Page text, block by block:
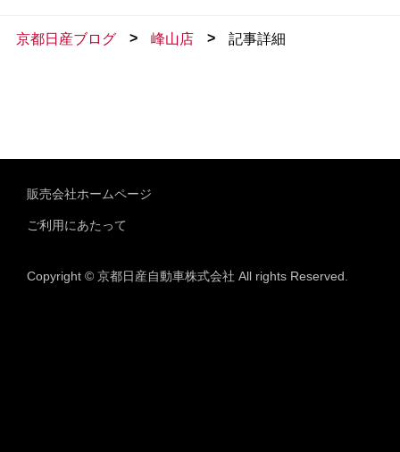
京都日産ブログ > 峰山店 > 記事詳細
販売会社ホームページ
ご利用にあたって
Copyright © 京都日産自動車株式会社 All rights Reserved.